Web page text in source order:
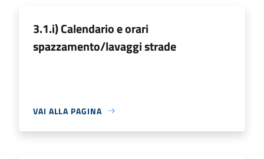
3.1.i) Calendario e orari
spazzamento/lavaggi strade
VAI ALLA PAGINA